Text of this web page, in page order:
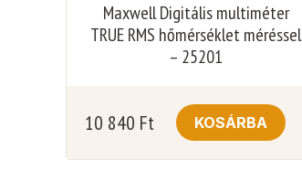
Maxwell Digitális multiméter
TRUE RMS hőmérséklet méréssel
– 25201
10 840 Ft KOSÁRBA